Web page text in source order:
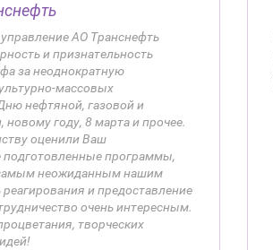
АО Транснефть
и признательность
за неоднократную
массовых
нефтяной, газовой и
году, 8 марта и прочее.
оценили Ваш
программы,
самым неожиданным нашим
и предоставление
очень интересным.
творческих